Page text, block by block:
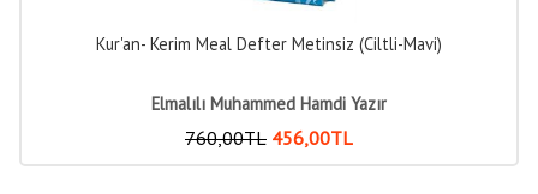
Kur'an- Kerim Meal Defter Metinsiz (Ciltli-Mavi)
Elmalılı Muhammed Hamdi Yazır
760,00TL 456,00TL